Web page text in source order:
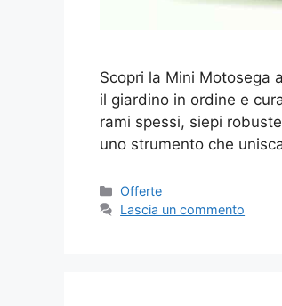
Scopri la Mini Motosega
il giardino in ordine e
rami spessi, siepi
uno strumento che
Categorie
Offerte
Lascia un commento